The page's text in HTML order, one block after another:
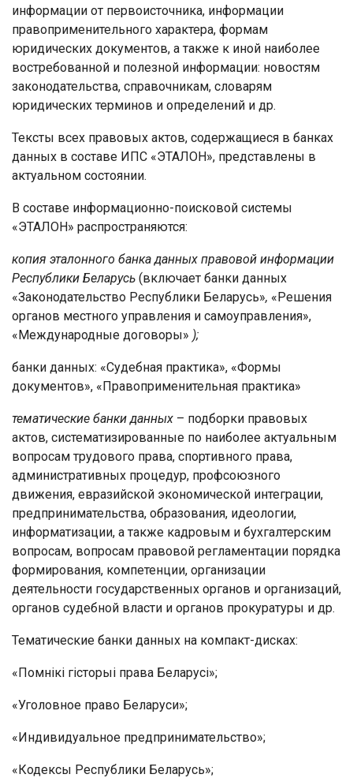
информации от первоисточника, информации
правоприменительного характера, формам
юридических документов, а также к иной наиболее
востребованной и полезной информации: новостям
законодательства, справочникам, словарям
юридических терминов и определений и др.
Тексты всех правовых актов, содержащиеся в банках
данных в составе ИПС «ЭТАЛОН», представлены в
актуальном состоянии.
В составе информационно-поисковой системы
«ЭТАЛОН» распространяются:
копия эталонного банка данных правовой информации
Республики Беларусь (включает банки данных
«Законодательство Республики Беларусь», «Решения
органов местного управления и самоуправления»,
«Международные договоры» );
банки данных: «Судебная практика», «Формы
документов», «Правоприменительная практика»
тематические банки данных – подборки правовых
актов, систематизированные по наиболее актуальным
вопросам трудового права, спортивного права,
административных процедур, профсоюзного
движения, евразийской экономической интеграции,
предпринимательства, образования, идеологии,
информатизации, а также кадровым и бухгалтерским
вопросам, вопросам правовой регламентации порядка
формирования, компетенции, организации
деятельности государственных органов и организаций,
органов судебной власти и органов прокуратуры и др.
Тематические банки данных на компакт-дисках:
«Помнікі гісторыі права Беларусі»;
«Уголовное право Беларуси»;
«Индивидуальное предпринимательство»;
«Кодексы Республики Беларусь»;